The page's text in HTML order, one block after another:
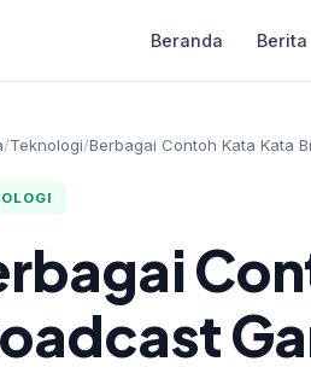
Beranda Berita
/Teknologi/Berbagai Contoh Kata Kata